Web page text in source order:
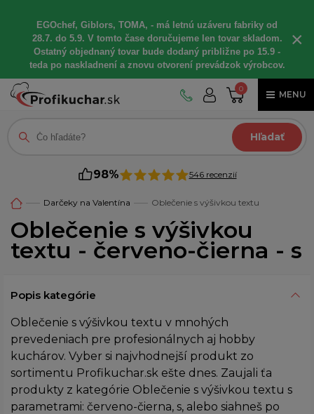
EGOchef, Giblors, TOMA, - má letnú uzáveru fabriky od
28.7. do 5.9. V tomto čase doručujeme len tovar skladom.
Ostatný objednaný tovar bude dodaný približne po 15.9 -
teda po naskladnení a znovu otvorení prevádzok výrobcov.
×
0
MENU
Hľadať
98% 546 recenzií
Darčeky na Valentína Oblečenie s výšivkou textu
Oblečenie s výšivkou
textu - červeno-čierna - s
Popis kategórie
Oblečenie s výšivkou textu v mnohých
prevedeniach pre profesionálnych aj hobby
kuchárov. Vyber si najvhodnejší produkt zo
sortimentu Profikuchar.sk ešte dnes. Zaujali ťa
produkty z kategórie Oblečenie s výšivkou textu s
parametrami: červeno-čierna, s, alebo siahneš po